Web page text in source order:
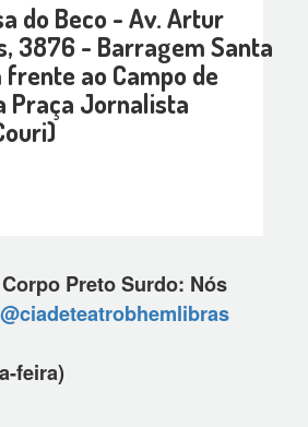
do Beco - Av. Artur
3876 - Barragem Santa
frente ao Campo de
Praça Jornalista
Preto Surdo: Nós
@ciadeteatrobhemlibras
feira)